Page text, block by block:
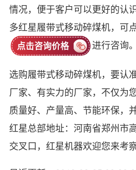
情况，便于客户可以更好的认
多红星履带式移动碎煤机，可
点击咨询价格 进行咨询。
选购履带式移动碎煤机，要认
厂家、有实力的厂家，不仅为
质量好、产量高、节能环保，
红星总部地址：河南省郑州市
交叉口，红星机器欢迎您来考